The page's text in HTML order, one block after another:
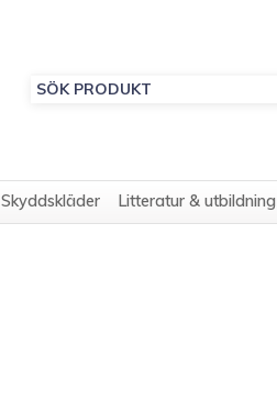
Skyddskläder Litteratur & utbildning